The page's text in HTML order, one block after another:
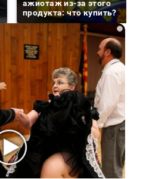
ажиотаж из-за этого
продукта: что купить?
i